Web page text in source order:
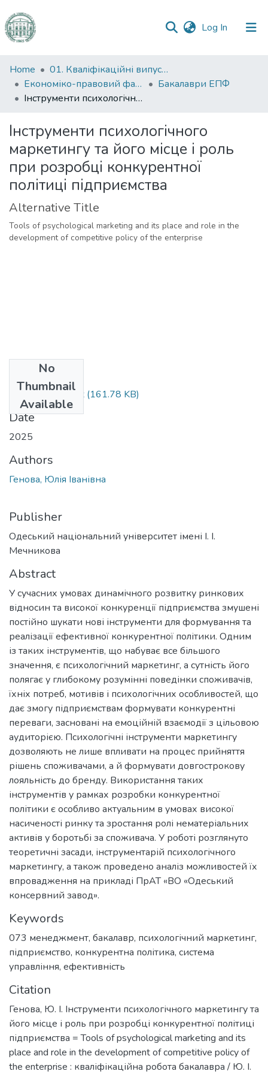
Log In (current)
Communities
&
Collections
Statistics
Home
01. Кваліфікаційні випускні роботи здобувачів вищої освіти
Економіко-правовий факультет
Бакалаври ЕПФ
Інструменти психологічного маркетингу та його місце і роль при розробці конкурентної політиці підприємства
Інструменти психологічного
маркетингу та його місце і роль
при розробці конкурентної
політиці підприємства
Alternative Title
Tools of psychological marketing and its place and role in the
development of competitive policy of the enterprise
No
Thumbnail
Available
073_Генова.docx (161.78 KB)
Date
2025
Authors
Генова, Юлія Іванівна
Publisher
Одеський національний університет імені І. І.
Мечникова
Abstract
У сучасних умовах динамічного розвитку ринкових
відносин та високої конкуренції підприємства змушені
постійно шукати нові інструменти для формування та
реалізації ефективної конкурентної політики. Одним
із таких інструментів, що набуває все більшого
значення, є психологічний маркетинг, а сутність його
полягає у глибокому розумінні поведінки споживачів,
їхніх потреб, мотивів і психологічних особливостей, що
дає змогу підприємствам формувати конкурентні
переваги, засновані на емоційній взаємодії з цільовою
аудиторією. Психологічні інструменти маркетингу
дозволяють не лише впливати на процес прийняття
рішень споживачами, а й формувати довгострокову
лояльність до бренду. Використання таких
інструментів у рамках розробки конкурентної
політики є особливо актуальним в умовах високої
насиченості ринку та зростання ролі нематеріальних
активів у боротьбі за споживача. У роботі розглянуто
теоретичні засади, інструментарій психологічного
маркетингу, а також проведено аналіз можливостей їх
впровадження на прикладі ПрАТ «ВО «Одеський
консервний завод».
Keywords
073 менеджмент, бакалавр, психологічний маркетинг,
підприємство, конкурентна політика, система
управління, ефективність
Citation
Генова, Ю. І. Інструменти психологічного маркетингу та
його місце і роль при розробці конкурентної політиці
підприємства = Tools of psychological marketing and its
place and role in the development of competitive policy of
the enterprise : кваліфікаційна робота бакалавра / Ю. І.